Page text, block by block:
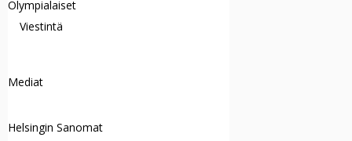
Olympialaiset
Viestintä
Mediat
Helsingin Sanomat